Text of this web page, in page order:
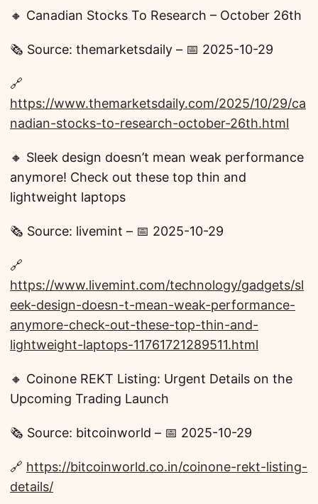
🔸 Canadian Stocks To Research – October 26th
🗞️ Source: themarketsdaily – 📅 2025-10-29
🔗
https://www.themarketsdaily.com/2025/10/29/ca
nadian-stocks-to-research-october-26th.html
🔸 Sleek design doesn’t mean weak performance
anymore! Check out these top thin and
lightweight laptops
🗞️ Source: livemint – 📅 2025-10-29
🔗
https://www.livemint.com/technology/gadgets/sl
eek-design-doesn-t-mean-weak-performance-
anymore-check-out-these-top-thin-and-
lightweight-laptops-11761721289511.html
🔸 Coinone REKT Listing: Urgent Details on the
Upcoming Trading Launch
🗞️ Source: bitcoinworld – 📅 2025-10-29
🔗 https://bitcoinworld.co.in/coinone-rekt-listing-
details/